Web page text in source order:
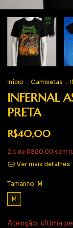
Início . Camisetas .
INFERNAL
PRETA
R$40,00
2 x de R$20,00 sem
Ver mais detalhes
Tamanho: M
M
Atenção, última